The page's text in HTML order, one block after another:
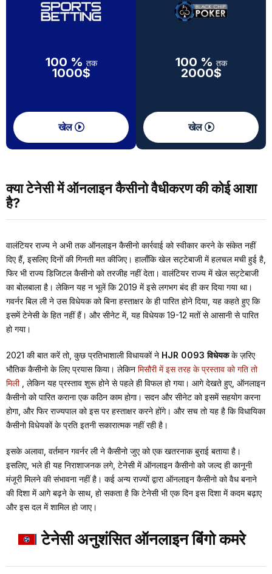
100 % तक
1000$
खेल
100 % तक
2000$
खेल
क्या टेनेसी में ऑनलाइन कैसीनो वैधीकरण की कोई आशा
है?
वालंटियर राज्य ने अभी तक ऑनलाइन कैसीनो कार्रवाई को स्वीकार करने के संकेत नहीं
दिए हैं, इसलिए दिनों की गिनती मत कीजिए। हालाँकि खेल सट्टेबाजी में हलचल मची हुई है,
फिर भी राज्य डिजिटल कैसीनो को तरजीह नहीं देता। वालंटियर राज्य में खेल सट्टेबाजी
का बोलबाला है। लेकिन यह न भूलें कि 2019 में इसे लगभग बंद ही कर दिया गया था।
गवर्नर बिल ली ने उस विधेयक को बिना हस्ताक्षर के ही पारित होने दिया, यह कहते हुए कि
इसमें टेनेसी के हित नहीं हैं। और सीनेट में, यह विधेयक 19-12 मतों से आसानी से पारित
हो गया।
2021 की बात करें तो, कुछ प्रतिभाशाली विधायकों ने HJR 0093 विधेयकके ज़रिए
भौतिक कैसीनो के लिए प्रयास किया। लेकिन मिसौरी में इस तरह के प्रस्ताव को गति तो
मिली, लेकिन यह प्रस्ताव शुरू होने से पहले ही विफल हो गया। आगे देखते हुए, ऑनलाइन
कैसीनो को पारित कराना एक कठिन काम होगा। सदन और सीनेट को इसमें सहयोग करना
होगा, और फिर राज्यपाल को इस पर हस्ताक्षर करने होंगे। और सच तो यह है कि विधायिका
कैसीनो विधेयकों के प्रति इतनी सकारात्मक नहीं रही है।
इसके अलावा, वर्तमान गवर्नर ली ने कैसीनो जुए को एक खतरनाक बुराई बताया है।
इसलिए, भले ही यह निराशाजनक लगे, टेनेसी में ऑनलाइन कैसीनो को जल्द ही कानूनी
मंजूरी मिलने की संभावना नहीं है। कई अन्य राज्यों द्वारा ऑनलाइन कैसीनो को वैध बनाने
की दिशा में आगे बढ़ने के साथ, हो सकता है कि टेनेसी भी एक दिन इस दिशा में कदम बढ़ाए
और इस दल में शामिल हो जाए।
टेनेसी अनुशंसित ऑनलाइन बिंगो कमरे